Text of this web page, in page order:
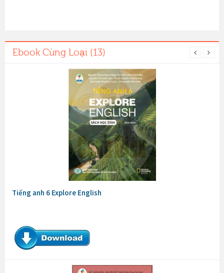
Ebook Cùng Loại (13)
Tiếng anh 6 Explore English